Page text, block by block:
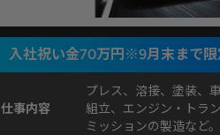
入社祝い金70万円※9月末まで限
仕事内容
プレス、溶接、塗装、
組立、エンジン・トラ
ミッションの製造など。